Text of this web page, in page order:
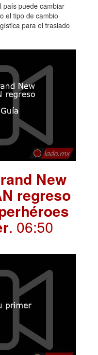
país puede cambiar
el tipo de cambio
para el traslado
New
regreso
. 06:50